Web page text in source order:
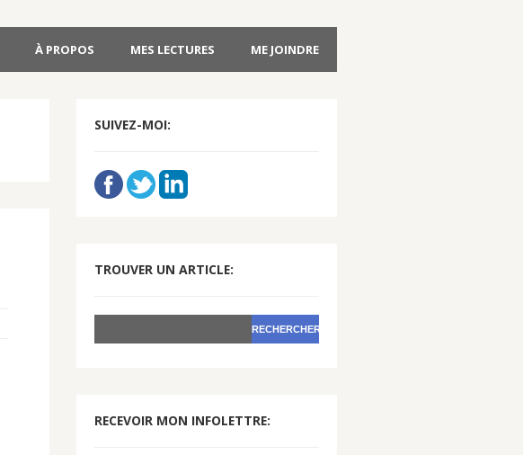
À PROPOS MES LECTURES ME JOINDRE
SUIVEZ-MOI:
TROUVER UN ARTICLE:
RECEVOIR MON INFOLETTRE: